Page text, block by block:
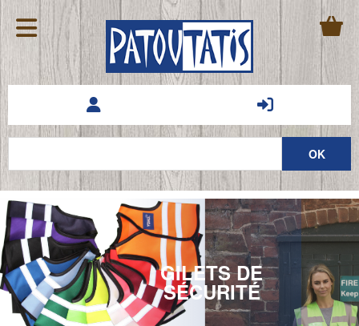
GILETS DE
SÉCURITÉ